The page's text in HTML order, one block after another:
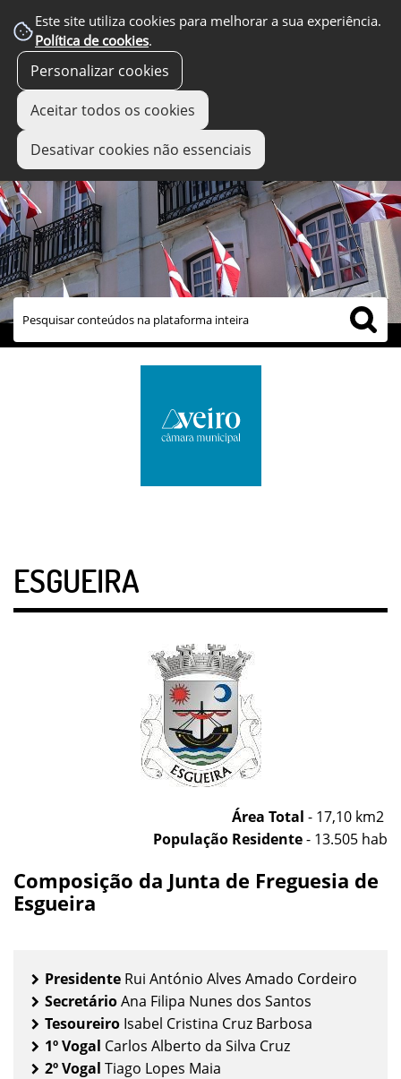
Este site utiliza cookies para melhorar a sua experiência.
Política de cookies.
Personalizar cookies
Aceitar todos os cookies
Desativar cookies não essenciais
links úteis
ESGUEIRA
Área Total - 17,10 km2
População Residente- 13.505 hab
Composição da Junta de Freguesia de
Esgueira
Presidente Rui António Alves Amado Cordeiro
SecretárioAna Filipa Nunes dos Santos
Tesoureiro Isabel Cristina Cruz Barbosa
1º Vogal Carlos Alberto da Silva Cruz
2º Vogal Tiago Lopes Maia